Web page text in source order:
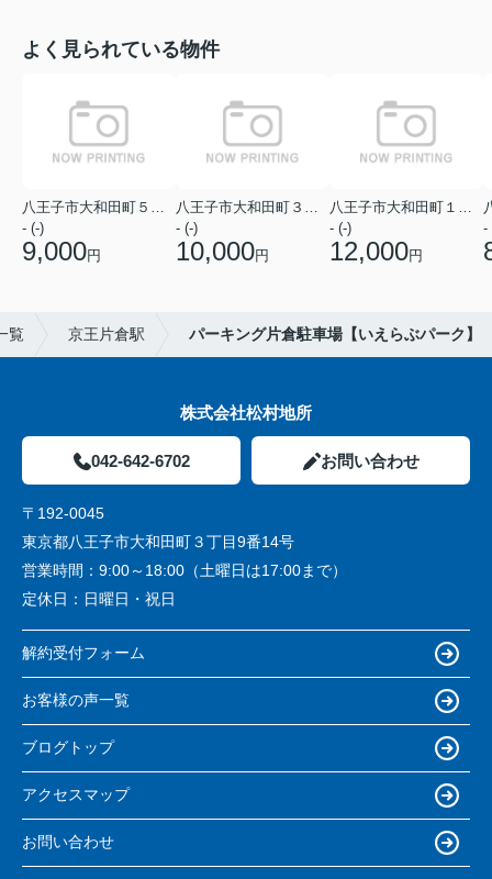
よく見られている物件
- (-)
9,000円
- (-)
10,000円
- (-)
12,000円
-
覧 京王片倉駅 パーキング片倉駐車場【いえらぶパーク】
株式会社松村地所
042-642-6702 お問い合わせ
〒192-0045
東京都八王子市大和田町３丁目9番14号
営業時間： 9:00～18:00（土曜日は17:00まで）
定休日： 日曜日・祝日
解約受付フォーム
お客様の声一覧
ブログトップ
アクセスマップ
お問い合わせ